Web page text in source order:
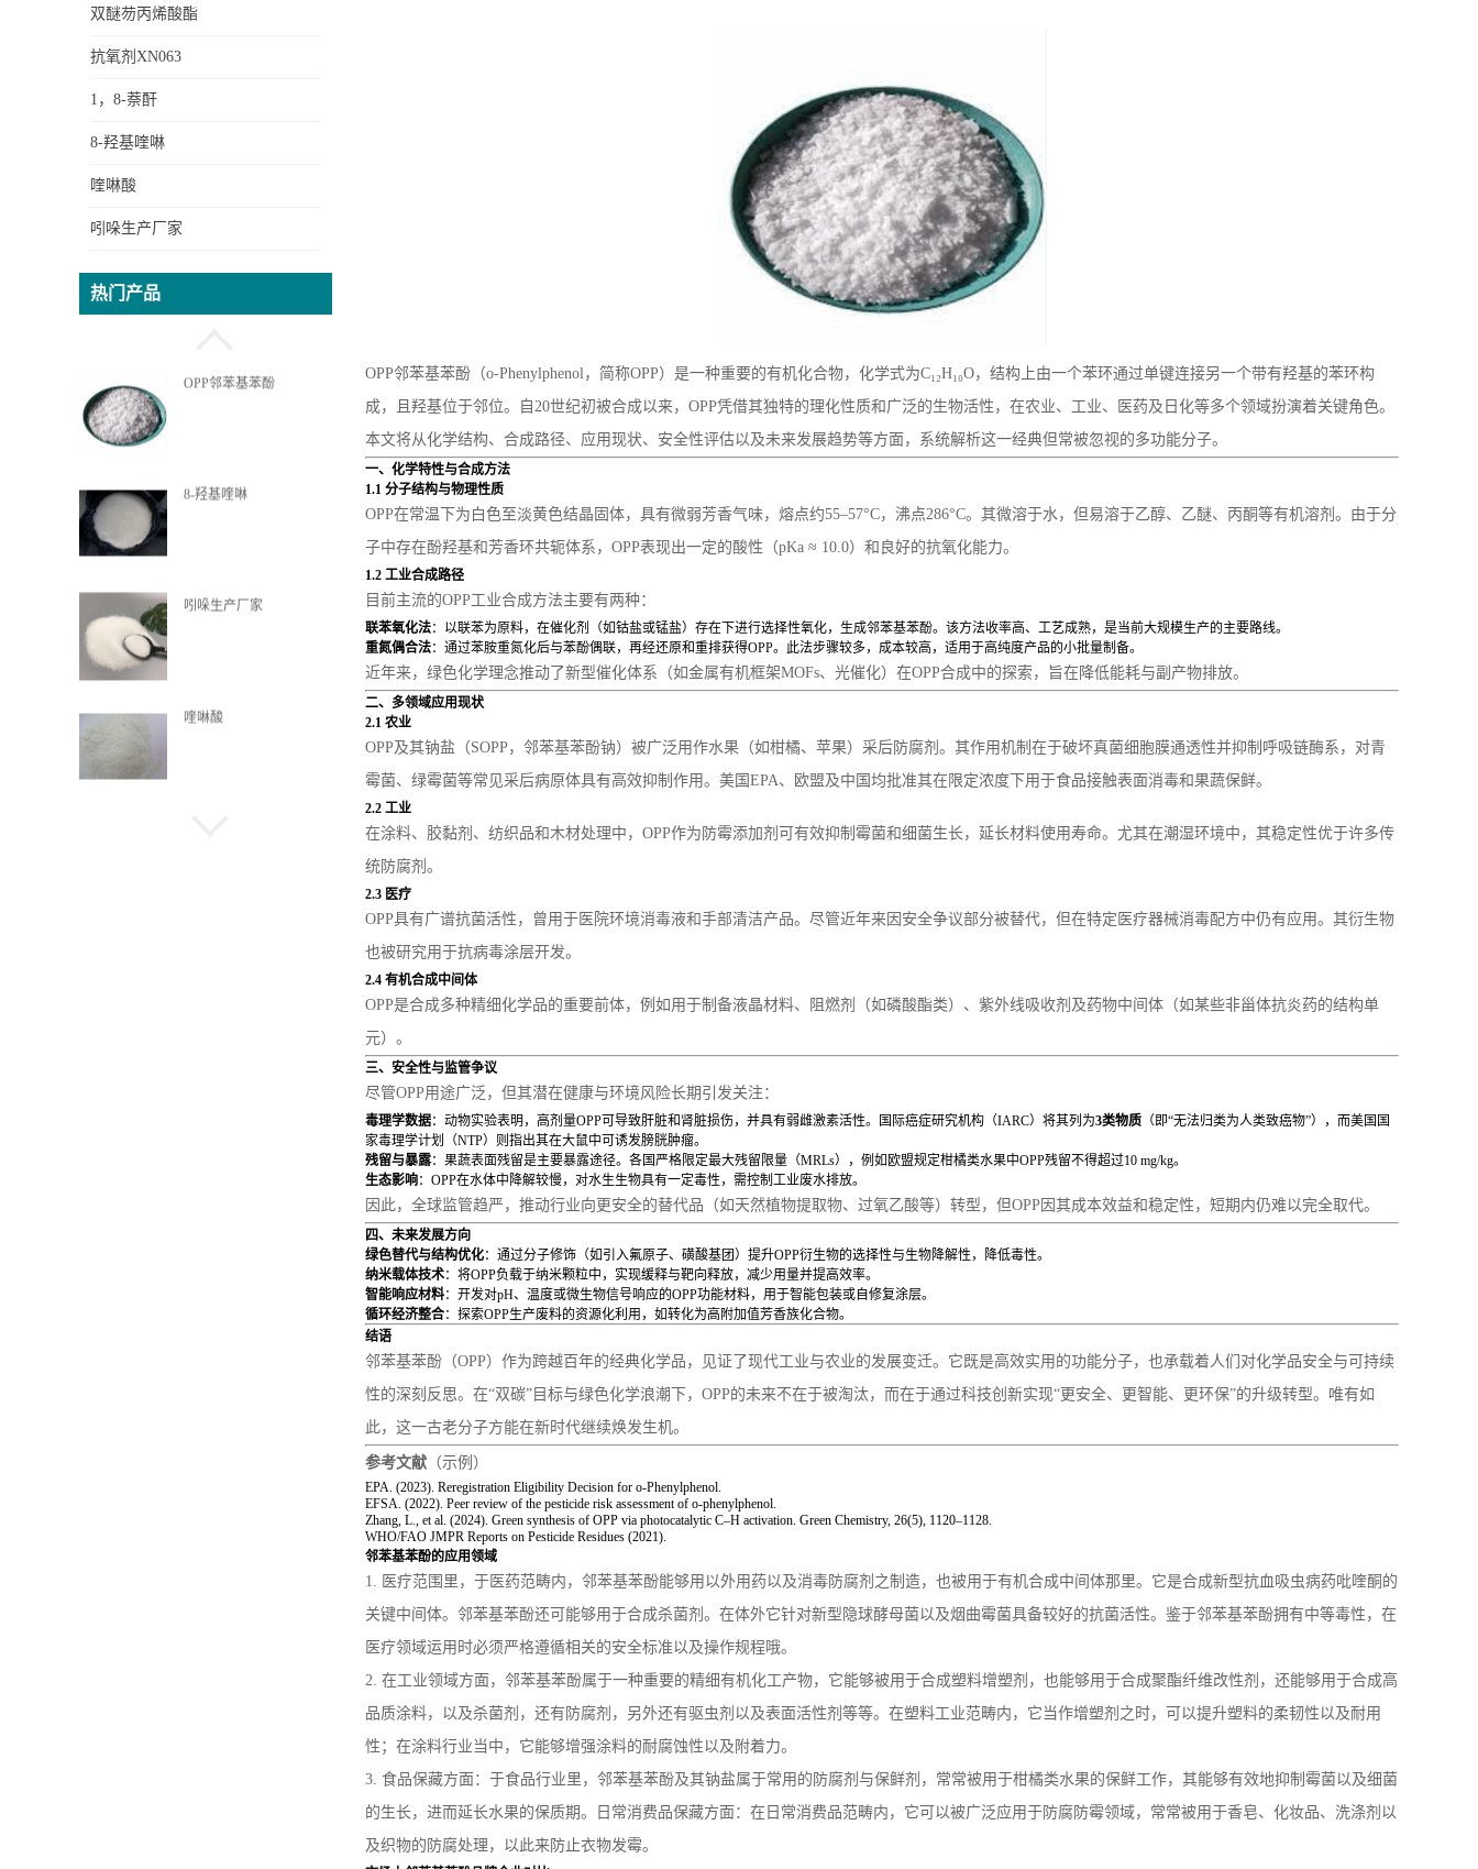
双醚芴丙烯酸酯
抗氧剂XN063
1，8-萘酐
8-羟基喹啉
喹啉酸
吲哚生产厂家
热门产品
OPP邻苯基苯酚
8-羟基喹啉
吲哚生产厂家
喹啉酸
α-甲基萘
OPP邻苯基苯酚（o-Phenylphenol，简称OPP）是一种重要的有机化合物，化学式为C₁₂H₁₀O，结构上由一个苯环通过单键连接另一个带有羟基的苯环构
成，且羟基位于邻位。自20世纪初被合成以来，OPP凭借其独特的理化性质和广泛的生物活性，在农业、工业、医药及日化等多个领域扮演着关键角色。
本文将从化学结构、合成路径、应用现状、安全性评估以及未来发展趋势等方面，系统解析这一经典但常被忽视的多功能分子。
一、化学特性与合成方法
1.1 分子结构与物理性质
OPP在常温下为白色至淡黄色结晶固体，具有微弱芳香气味，熔点约55–57°C，沸点286°C。其微溶于水，但易溶于乙醇、乙醚、丙酮等有机溶剂。由于分
子中存在酚羟基和芳香环共轭体系，OPP表现出一定的酸性（pKa ≈ 10.0）和良好的抗氧化能力。
1.2 工业合成路径
目前主流的OPP工业合成方法主要有两种：
联苯氧化法：以联苯为原料，在催化剂（如钴盐或锰盐）存在下进行选择性氧化，生成邻苯基苯酚。该方法收率高、工艺成熟，是当前大规模生产的主要路线。
重氮偶合法：通过苯胺重氮化后与苯酚偶联，再经还原和重排获得OPP。此法步骤较多，成本较高，适用于高纯度产品的小批量制备。
近年来，绿色化学理念推动了新型催化体系（如金属有机框架MOFs、光催化）在OPP合成中的探索，旨在降低能耗与副产物排放。
二、多领域应用现状
2.1 农业
OPP及其钠盐（SOPP，邻苯基苯酚钠）被广泛用作水果（如柑橘、苹果）采后防腐剂。其作用机制在于破坏真菌细胞膜通透性并抑制呼吸链酶系，对青
霉菌、绿霉菌等常见采后病原体具有高效抑制作用。美国EPA、欧盟及中国均批准其在限定浓度下用于食品接触表面消毒和果蔬保鲜。
2.2 工业
在涂料、胶黏剂、纺织品和木材处理中，OPP作为防霉添加剂可有效抑制霉菌和细菌生长，延长材料使用寿命。尤其在潮湿环境中，其稳定性优于许多传
统防腐剂。
2.3 医疗
OPP具有广谱抗菌活性，曾用于医院环境消毒液和手部清洁产品。尽管近年来因安全争议部分被替代，但在特定医疗器械消毒配方中仍有应用。其衍生物
也被研究用于抗病毒涂层开发。
2.4 有机合成中间体
OPP是合成多种精细化学品的重要前体，例如用于制备液晶材料、阻燃剂（如磷酸酯类）、紫外线吸收剂及药物中间体（如某些非甾体抗炎药的结构单
元）。
三、安全性与监管争议
尽管OPP用途广泛，但其潜在健康与环境风险长期引发关注：
毒理学数据：动物实验表明，高剂量OPP可导致肝脏和肾脏损伤，并具有弱雌激素活性。国际癌症研究机构（IARC）将其列为3类物质 （即“无法归类为人类致癌物”），而美国国
家毒理学计划（NTP）则指出其在大鼠中可诱发膀胱肿瘤。
残留与暴露：果蔬表面残留是主要暴露途径。各国严格限定最大残留限量（MRLs），例如欧盟规定柑橘类水果中OPP残留不得超过10 mg/kg。
生态影响 ：OPP在水体中降解较慢，对水生生物具有一定毒性，需控制工业废水排放。
因此，全球监管趋严，推动行业向更安全的替代品（如天然植物提取物、过氧乙酸等）转型，但OPP因其成本效益和稳定性，短期内仍难以完全取代。
四、未来发展方向
绿色替代与结构优化：通过分子修饰（如引入氟原子、磺酸基团）提升OPP衍生物的选择性与生物降解性，降低毒性。
纳米载体技术：将OPP负载于纳米颗粒中，实现缓释与靶向释放，减少用量并提高效率。
智能响应材料：开发对pH、温度或微生物信号响应的OPP功能材料，用于智能包装或自修复涂层。
循环经济整合：探索OPP生产废料的资源化利用，如转化为高附加值芳香族化合物。
结语
邻苯基苯酚（OPP）作为跨越百年的经典化学品，见证了现代工业与农业的发展变迁。它既是高效实用的功能分子，也承载着人们对化学品安全与可持续
性的深刻反思。在“双碳”目标与绿色化学浪潮下，OPP的未来不在于被淘汰，而在于通过科技创新实现“更安全、更智能、更环保”的升级转型。唯有如
此，这一古老分子方能在新时代继续焕发生机。
参考文献 （示例）
EPA. (2023). Reregistration Eligibility Decision for o-Phenylphenol.
EFSA. (2022). Peer review of the pesticide risk assessment of o-phenylphenol.
Zhang, L., et al. (2024). Green synthesis of OPP via photocatalytic C–H activation. Green Chemistry, 26(5), 1120–1128.
WHO/FAO JMPR Reports on Pesticide Residues (2021).
邻苯基苯酚的应用领域
1. 医疗范围里，于医药范畴内，邻苯基苯酚能够用以外用药以及消毒防腐剂之制造，也被用于有机合成中间体那里。它是合成新型抗血吸虫病药吡喹酮的
关键中间体。邻苯基苯酚还可能够用于合成杀菌剂。在体外它针对新型隐球酵母菌以及烟曲霉菌具备较好的抗菌活性。鉴于邻苯基苯酚拥有中等毒性，在
医疗领域运用时必须严格遵循相关的安全标准以及操作规程哦。
2. 在工业领域方面，邻苯基苯酚属于一种重要的精细有机化工产物，它能够被用于合成塑料增塑剂，也能够用于合成聚酯纤维改性剂，还能够用于合成高
品质涂料，以及杀菌剂，还有防腐剂，另外还有驱虫剂以及表面活性剂等等。在塑料工业范畴内，它当作增塑剂之时，可以提升塑料的柔韧性以及耐用
性；在涂料行业当中，它能够增强涂料的耐腐蚀性以及附着力。
3. 食品保藏方面：于食品行业里，邻苯基苯酚及其钠盐属于常用的防腐剂与保鲜剂，常常被用于柑橘类水果的保鲜工作，其能够有效地抑制霉菌以及细菌
的生长，进而延长水果的保质期。日常消费品保藏方面：在日常消费品范畴内，它可以被广泛应用于防腐防霉领域，常常被用于香皂、化妆品、洗涤剂以
及织物的防腐处理，以此来防止衣物发霉。